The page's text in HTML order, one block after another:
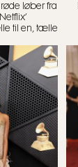
løber fra
til en, tælle